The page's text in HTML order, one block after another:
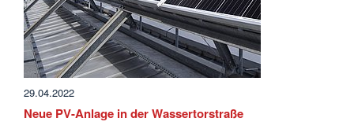
29.04.2022
Neue PV-Anlage in der Wassertorstraße